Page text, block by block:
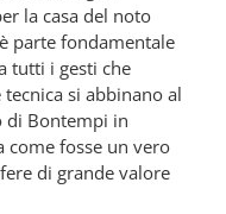
la casa del noto
parte fondamentale
tutti i gesti che
si abbinano al
di Bontempi in
come fosse un vero
di grande valore